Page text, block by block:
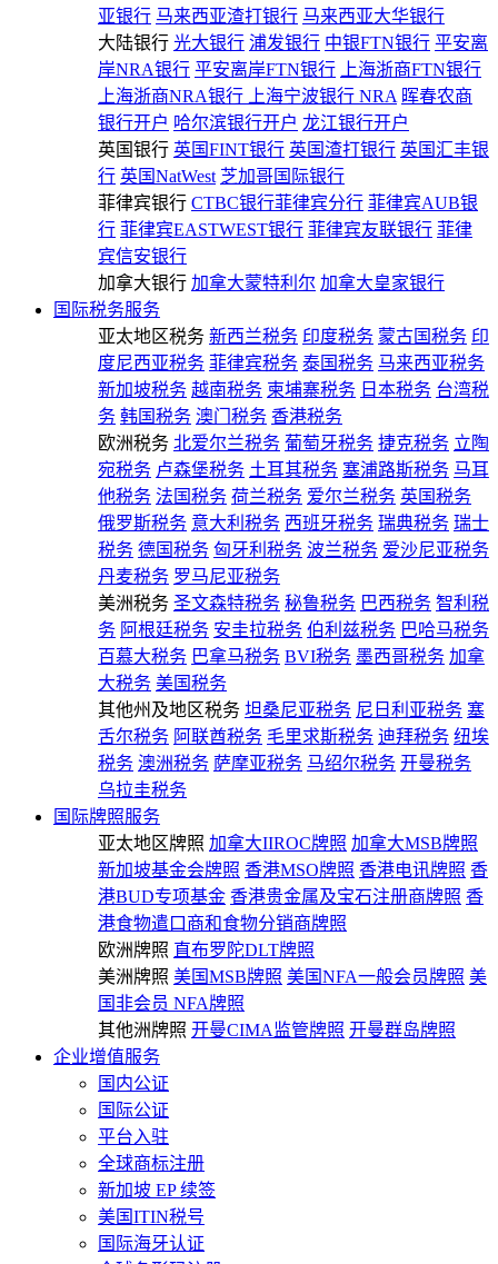
亚银行 马来西亚渣打银行 马来西亚大华银行
大陆银行 光大银行 浦发银行 中银FTN银行 平安离
岸NRA银行 平安离岸FTN银行
上海浙商FTN银行
上海浙商NRA银行
上海宁波银行 NRA 晖春农商
银行开户 哈尔滨银行开户 龙江银行开户
英国银行 英国FINT银行 英国渣打银行 英国汇丰银
行 英国NatWest 芝加哥国际银行
菲律宾银行 CTBC银行菲律宾分行 菲律宾AUB银
行 菲律宾EASTWEST银行 菲律宾友联银行 菲律
宾信安银行
加拿大银行 加拿大蒙特利尔 加拿大皇家银行
国际税务服务
亚太地区税务 新西兰税务 印度税务 蒙古国税务 印
度尼西亚税务 菲律宾税务 泰国税务 马来西亚税务
新加坡税务 越南税务 柬埔寨税务 日本税务 台湾税
务 韩国税务 澳门税务 香港税务
欧洲税务 北爱尔兰税务 葡萄牙税务 捷克税务 立陶
宛税务 卢森堡税务 土耳其税务 塞浦路斯税务 马耳
他税务 法国税务 荷兰税务 爱尔兰税务 英国税务
俄罗斯税务 意大利税务 西班牙税务 瑞典税务 瑞士
税务 德国税务 匈牙利税务 波兰税务 爱沙尼亚税务
丹麦税务 罗马尼亚税务
美洲税务 圣文森特税务 秘鲁税务 巴西税务 智利税
务 阿根廷税务 安圭拉税务 伯利兹税务 巴哈马税务
百慕大税务 巴拿马税务 BVI税务 墨西哥税务 加拿
大税务 美国税务
其他州及地区税务 坦桑尼亚税务 尼日利亚税务 塞
舌尔税务 阿联酋税务 毛里求斯税务 迪拜税务 纽埃
税务 澳洲税务 萨摩亚税务 马绍尔税务 开曼税务
乌拉圭税务
国际牌照服务
亚太地区牌照 加拿大IIROC牌照 加拿大MSB牌照
新加坡基金会牌照 香港MSO牌照 香港电讯牌照 香
港BUD专项基金 香港贵金属及宝石注册商牌照 香
港食物遣口商和食物分销商牌照
欧洲牌照 直布罗陀DLT牌照
美洲牌照 美国MSB牌照 美国NFA一般会员牌照 美
国非会员 NFA牌照
其他洲牌照 开曼CIMA监管牌照 开曼群岛牌照
企业增值服务
国内公证
国际公证
平台入驻
全球商标注册
新加坡 EP 续签
美国ITIN税号
国际海牙认证